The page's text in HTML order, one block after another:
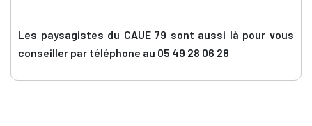
Les paysagistes du CAUE 79 sont aussi là pour vous
conseiller par téléphone au 05 49 28 06 28